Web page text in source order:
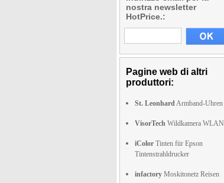
nostra newsletter
HotPrice.:
Pagine web di altri
produttori:
St. LeonhardArmband-Uhren
VisorTech Wildkamera WLAN
iColor Tinten für Epson
Tintenstrahldrucker
infactory Moskitonetz Reisen